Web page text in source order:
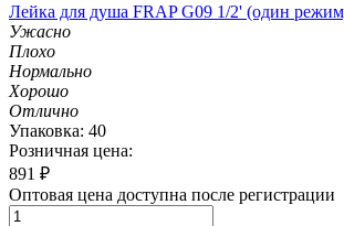
Лейка для душа FRAP G09 1/2' (один
Ужасно
Плохо
Нормально
Хорошо
Отлично
Упаковка: 40
Розничная цена:
891 ₽
Оптовая цена доступна после регистрации